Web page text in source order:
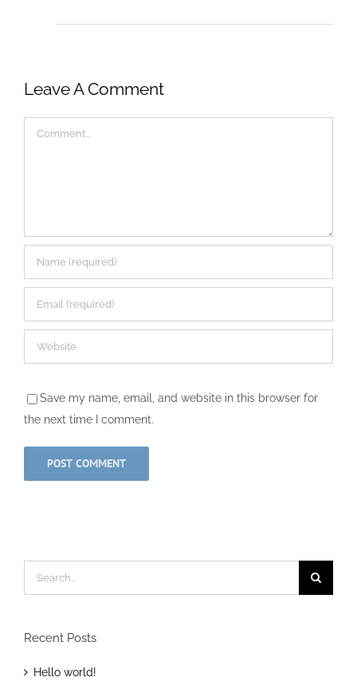
Leave A Comment
Save my name, email, and website in this browser for
the next time I comment.
for:
Recent Posts
Hello world!